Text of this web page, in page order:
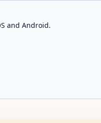
and Android.